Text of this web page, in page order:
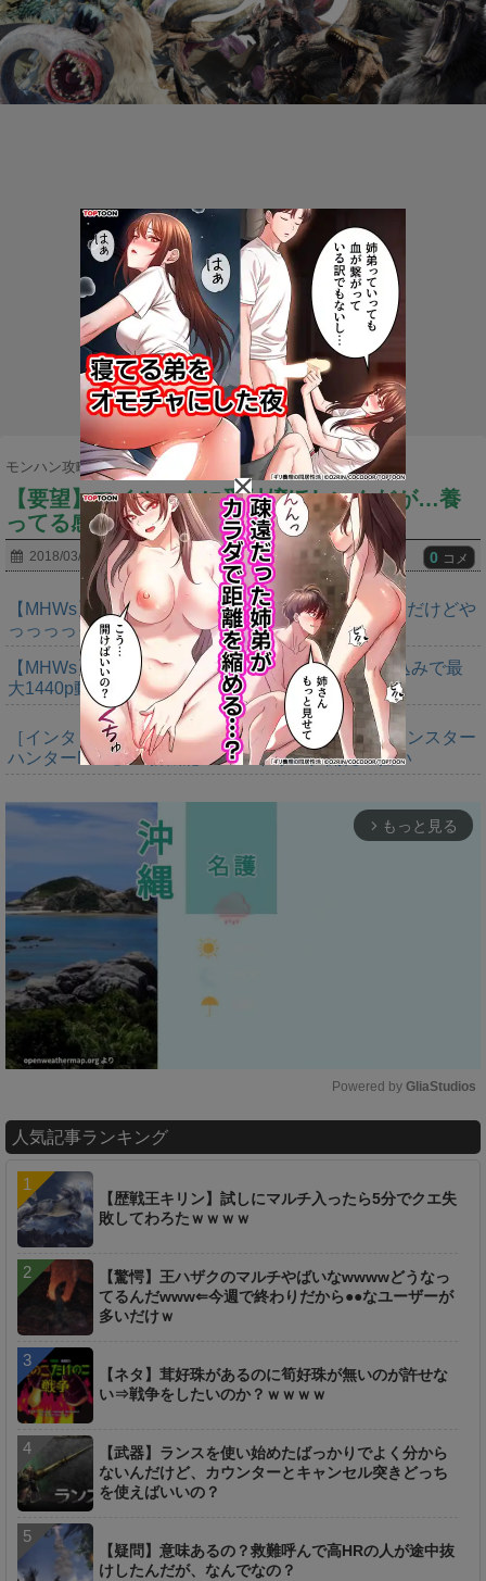
モンハン攻略まとめ隊 > DLC・ダウンロードコンテンツ >
【要望】マイルームに受付嬢ほしいんだが…養
ってる感欲しい‥‥⇐●●買えよｗｗｗｗ
2018/03/21 0 コメ
【MHWs】ゴールドエディションの値段今知ったんだけどや
っっっっっっすwwwww
【MHWs】「Switch2版モンハンワイルズはDLSS込みで最
大1440p動作」
［インタビュー］距離を超えて，一緒に狩る。「モンスター
ハンターNow」の新機能 フレンドリンク開発の狙い
arrow_forward_ios もっと見る
u
e
Powered by GliaStudios
人気記事ランキング
【歴戦王キリン】試しにマルチ入ったら5分でクエ失
敗してわろたｗｗｗｗ
【驚愕】王ハザクのマルチやばいなwwwwどうなっ
てるんだwww⇐今週で終わりだから●●なユーザーが
多いだけｗ
【ネタ】茸好珠があるのに筍好珠が無いのが許せな
い⇒戦争をしたいのか？ｗｗｗｗ
【武器】ランスを使い始めたばっかりでよく分から
ないんだけど、カウンターとキャンセル突きどっち
を使えばいいの？
【疑問】意味あるの？救難呼んで高HRの人が途中抜
けしたんだが、なんでなの？